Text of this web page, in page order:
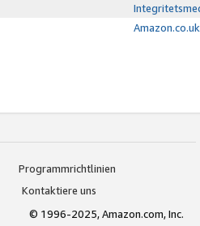
Programmrichtlinien
Kontaktiere uns
© 1996-2025, Amazon.com, Inc.